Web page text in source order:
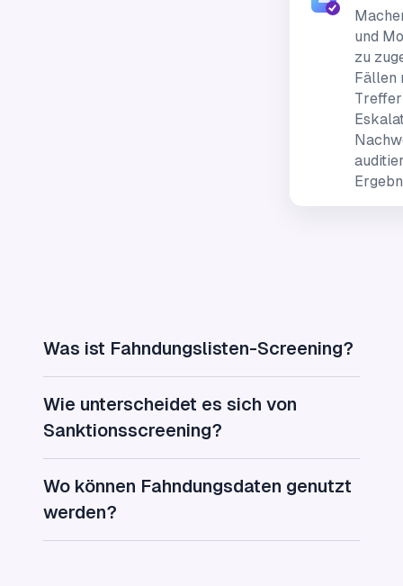
und
zu
Fällen
Was ist Fahndungslisten-Screening?
Wie unterscheidet es sich von
Sanktionsscreening?
Wo können Fahndungsdaten genutzt
werden?